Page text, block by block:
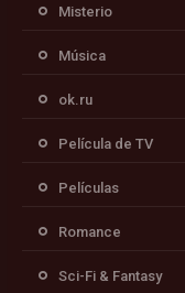
Misterio
Música
ok.ru
Película de TV
Películas
Romance
Sci-Fi & Fantasy